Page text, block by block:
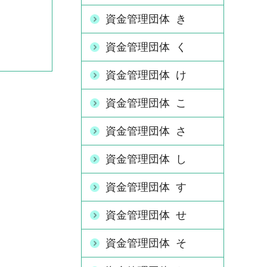
資金管理団体 き
資金管理団体 く
資金管理団体 け
資金管理団体 こ
資金管理団体 さ
資金管理団体 し
資金管理団体 す
資金管理団体 せ
資金管理団体 そ